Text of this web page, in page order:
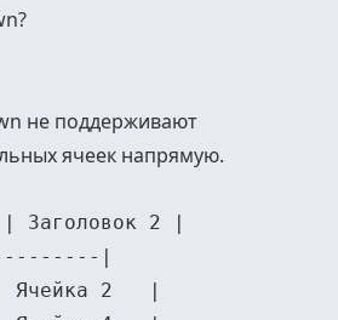
не поддерживают
ячеек напрямую.
Заголовок 2 |
|
Ячейка 2   |